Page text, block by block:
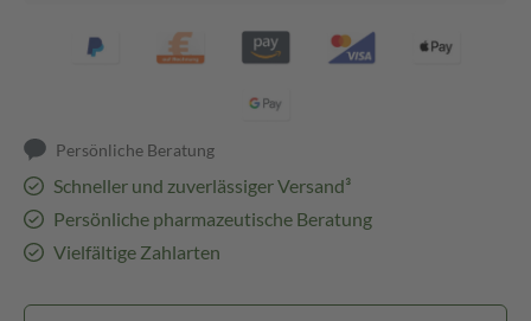
Persönliche Beratung
Schneller und zuverlässiger Versand³
Persönliche pharmazeutische Beratung
Vielfältige Zahlarten